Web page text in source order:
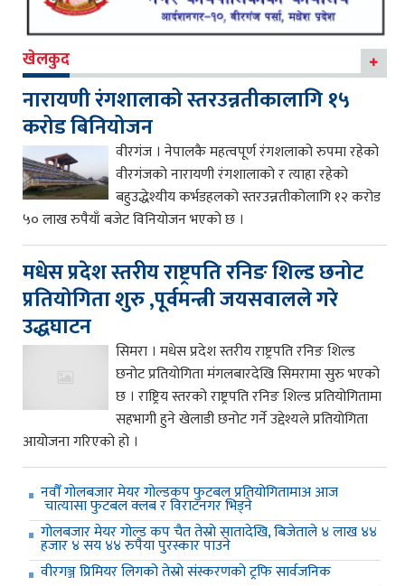
खेलकुद
नारायणी रंगशालाको स्तरउन्नतीकालागि १५
करोड बिनियोजन
वीरगंज । नेपालकै महत्वपूर्ण रंगशलाको रुपमा रहेको
वीरगंजको नारायणी रंगशालाको र त्याहा रहेको
बहुउद्धेश्यीय कर्भडहलको स्तरउन्नतीकोलागि १२ करोड
५० लाख रुपैयाँ बजेट विनियोजन भएको छ ।
मधेस प्रदेश स्तरीय राष्ट्रपति रनिङ शिल्ड छनोट
प्रतियोगिता शुरु ,पूर्वमन्त्री जयसवालले गरे
उद्धघाटन
सिमरा । मधेस प्रदेश स्तरीय राष्ट्रपति रनिङ शिल्ड
छनोट प्रतियोगिता मंगलबारदेखि सिमरामा सुरु भएको
छ । राष्ट्रिय स्तरको राष्ट्रपति रनिङ शिल्ड प्रतियोगितामा
सहभागी हुने खेलाडी छनोट गर्ने उद्देश्यले प्रतियोगिता
आयोजना गरिएको हो ।
नवौँ गोलबजार मेयर गोल्डकप फुटबल प्रतियोगितामाअ आज
चात्यासा फुटबल क्लब र विराटनगर भिड्ने
गोलबजार मेयर गोल्ड कप चैत तेस्रो सातादेखि, बिजेताले ४ लाख ४४
हजार ४ सय ४४ रुपैया पुरस्कार पाउने
वीरगञ्ज प्रिमियर लिगको तेस्रो संस्करणको ट्रफि सार्वजनिक